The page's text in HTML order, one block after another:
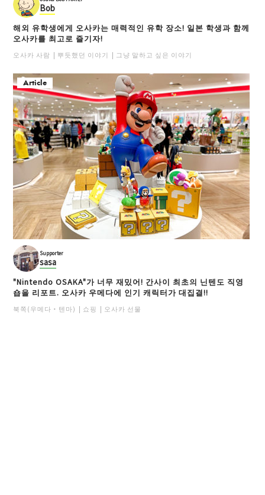
Bob
해외 유학생에게 오사카는 매력적인 유학 장소! 일본 학생과 함께
오사카를 최고로 즐기자!
오사카 사람 뿌듯했던 이야기 그냥 말하고 싶은 이야기
Article
Supporter
sasa
"Nintendo OSAKA"가 너무 재밌어! 간사이 최초의 닌텐도 직영
숍을 리포트. 오사카 우메다에 인기 캐릭터가 대집결!!
북쪽(우메다・텐마) 쇼핑 오사카 선물